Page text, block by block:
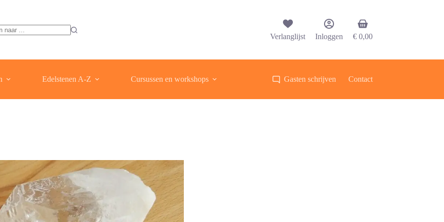
Verlanglijst Inloggen
Winkelwagen
€ 0,00
Edelstenen A-Z Cursussen en workshops Gasten schrijven Contact